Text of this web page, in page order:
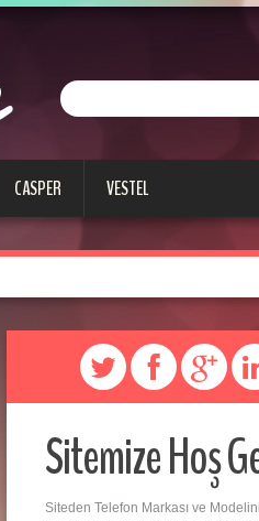
CASPER VESTEL
Sitemize Hoş
Siteden Telefon Markası ve